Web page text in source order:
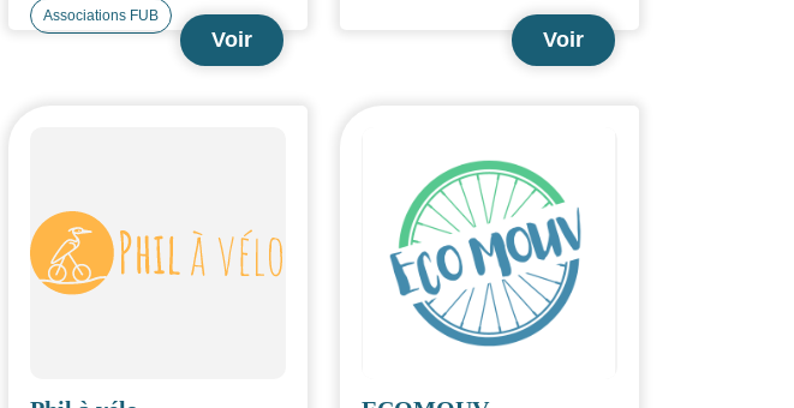
Associations FUB
Voir Voir